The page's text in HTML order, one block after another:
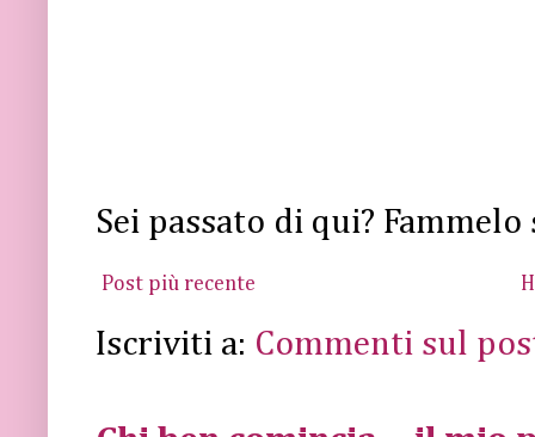
Sei passato di qui?
Post più recente
Iscriviti a: Commenti sul